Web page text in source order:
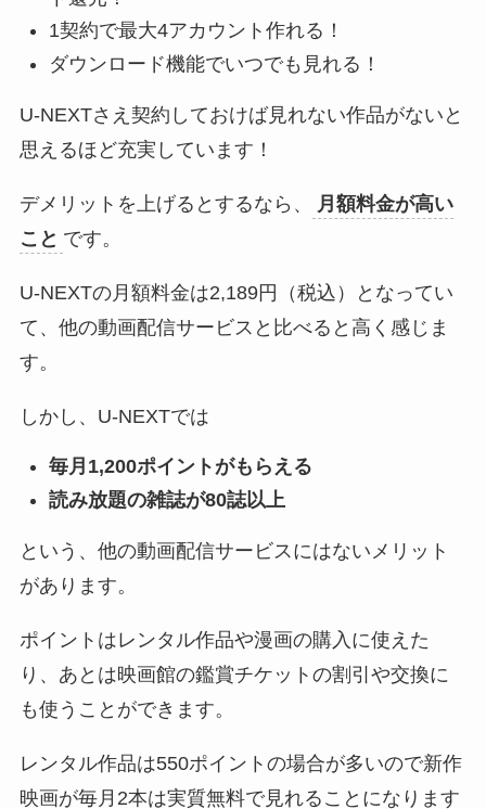
1契約で最大4アカウント作れる！
ダウンロード機能でいつでも見れる！
U-NEXTさえ契約しておけば見れない作品がないと
思えるほど充実しています！
デメリットを上げるとするなら、
月額料金が高い
こと です。
U-NEXTの月額料金は2,189円（税込）となってい
て、他の動画配信サービスと比べると高く感じま
す。
しかし、U-NEXTでは
毎月1,200ポイントがもらえる
読み放題の雑誌が80誌以上
という、他の動画配信サービスにはないメリット
があります。
ポイントはレンタル作品や漫画の購入に使えた
り、あとは映画館の鑑賞チケットの割引や交換に
も使うことができます。
レンタル作品は550ポイントの場合が多いので新作
映画が毎月2本は実質無料で見れることになります